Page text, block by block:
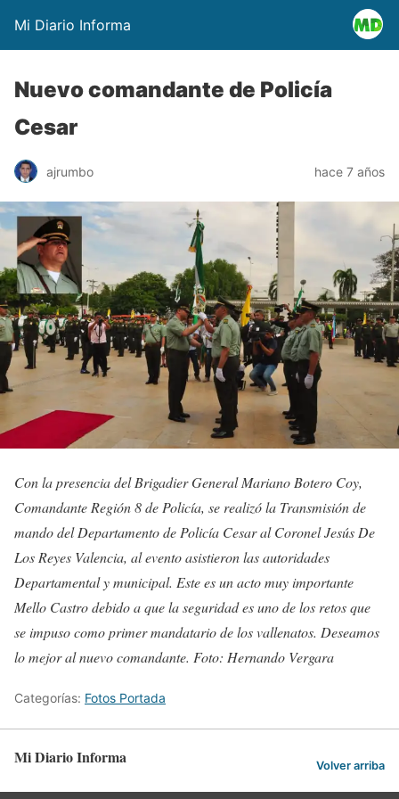
Mi Diario Informa
Nuevo comandante de Policía
Cesar
ajrumbo hace 7 años
Con la presencia del Brigadier General Mariano Botero Coy,
Comandante Región 8 de Policía, se realizó la Transmisión de
mando del Departamento de Policía Cesar al Coronel Jesús De
Los Reyes Valencia, al evento asistieron las autoridades
Departamental y municipal. Este es un acto muy importante
Mello Castro debido a que la seguridad es uno de los retos que
se impuso como primer mandatario de los vallenatos. Deseamos
lo mejor al nuevo comandante. Foto: Hernando Vergara
Categorías: Fotos Portada
Mi Diario Informa Volver arriba